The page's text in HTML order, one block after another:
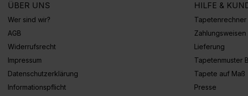
ÜBER UNS
Wer sind wir?
AGB
Widerrufsrecht
Impressum
Datenschutzerklärung
Informationspflicht
HILFE &
Tapetenrechner
Zahlungsweisen
Lieferung
Tapetenmuster
Tapete auf Maß
Presse